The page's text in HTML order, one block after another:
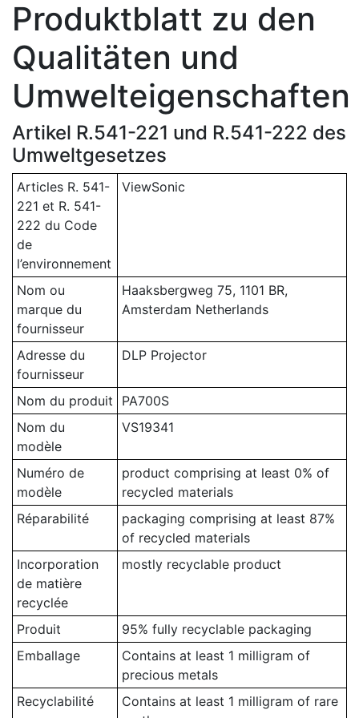
Produktblatt zu den
Qualitäten und
Umwelteigenschaften
Artikel R.541-221 und R.541-222 des
Umweltgesetzes
Articles R. 541-
221 et R. 541-
222 du Code
de
l’environnement
ViewSonic
Nom ou
marque du
fournisseur
Haaksbergweg 75, 1101 BR,
Amsterdam Netherlands
Adresse du
fournisseur
DLP Projector
Nom du produit
PA700S
Nom du
modèle
VS19341
Numéro de
modèle
product comprising at least 0% of
recycled materials
Réparabilité
packaging comprising at least 87%
of recycled materials
Incorporation
de matière
recyclée
mostly recyclable product
Produit
95% fully recyclable packaging
Emballage
Contains at least 1 milligram of
precious metals
Recyclabilité
Contains at least 1 milligram of rare